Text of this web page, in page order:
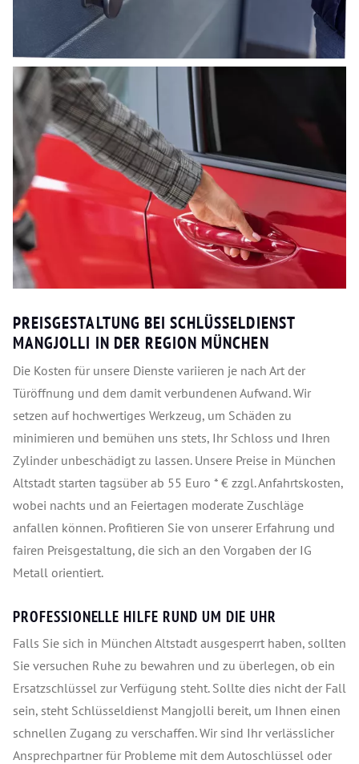
PREISGESTALTUNG BEI SCHLÜSSELDIENST
MANGJOLLI IN DER REGION MÜNCHEN
Die Kosten für unsere Dienste variieren je nach Art der
Türöffnung und dem damit verbundenen Aufwand. Wir
setzen auf hochwertiges Werkzeug, um Schäden zu
minimieren und bemühen uns stets, Ihr Schloss und Ihren
Zylinder unbeschädigt zu lassen. Unsere Preise in München
Altstadt starten tagsüber ab 55 Euro * € zzgl. Anfahrtskosten,
wobei nachts und an Feiertagen moderate Zuschläge
anfallen können. Profitieren Sie von unserer Erfahrung und
fairen Preisgestaltung, die sich an den Vorgaben der IG
Metall orientiert.
PROFESSIONELLE HILFE RUND UM DIE UHR
Falls Sie sich in München Altstadt ausgesperrt haben, sollten
Sie versuchen Ruhe zu bewahren und zu überlegen, ob ein
Ersatzschlüssel zur Verfügung steht. Sollte dies nicht der Fall
sein, steht Schlüsseldienst Mangjolli bereit, um Ihnen einen
schnellen Zugang zu verschaffen. Wir sind Ihr verlässlicher
Ansprechpartner für Probleme mit dem Autoschlüssel oder